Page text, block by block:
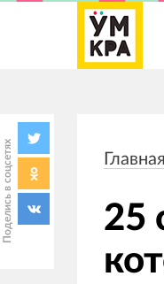
Поделись в соцсетях Главная
25